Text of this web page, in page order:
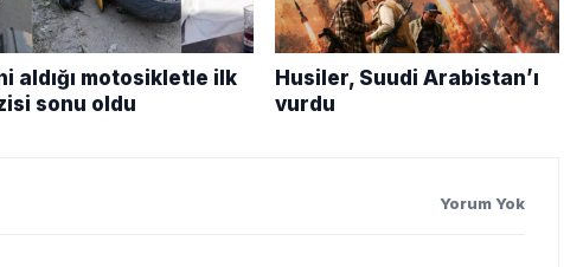
aldığı motosikletle ilk
sonu oldu
Husiler, Suudi Arabistan’ı
vurdu
Yorum Yok